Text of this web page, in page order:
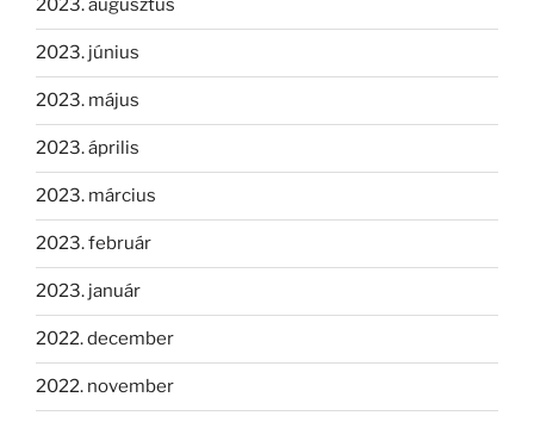
2023. augusztus
2023. június
2023. május
2023. április
2023. március
2023. február
2023. január
2022. december
2022. november